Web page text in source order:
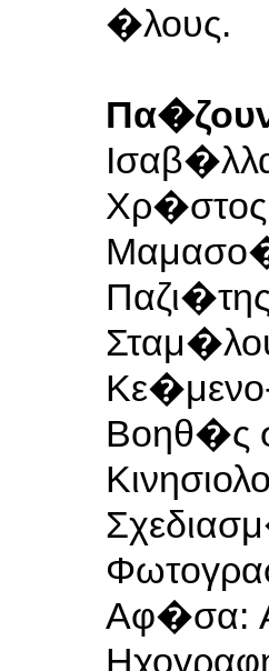
�λους.
Βοηθ�ς
Αφ�σα: